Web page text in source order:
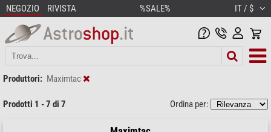
NEGOZIO RIVISTA %SALE% IT / $
Produttori: Maximtac
Prodotti 1 - 7 di 7 Ordina per: